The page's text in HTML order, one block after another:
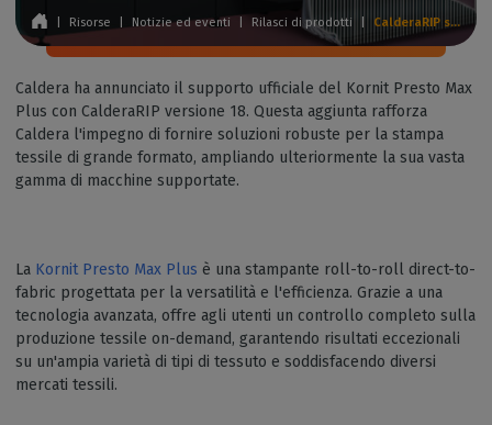
Risorse Notizie ed eventi Rilasci di prodotti CalderaRIP supporta il Kornit Presto Max Plus
Caldera ha annunciato il supporto ufficiale del Kornit Presto Max
Plus con CalderaRIP versione 18. Questa aggiunta rafforza
Caldera l'impegno di fornire soluzioni robuste per la stampa
tessile di grande formato, ampliando ulteriormente la sua vasta
gamma di macchine supportate.
La Kornit Presto Max Plus è una stampante roll-to-roll direct-to-
fabric progettata per la versatilità e l'efficienza. Grazie a una
tecnologia avanzata, offre agli utenti un controllo completo sulla
produzione tessile on-demand, garantendo risultati eccezionali
su un'ampia varietà di tipi di tessuto e soddisfacendo diversi
mercati tessili.